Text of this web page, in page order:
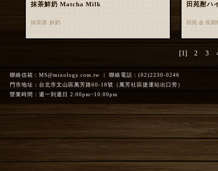
抹茶鮮奶 Matcha Milk
抹茶酒 鮮奶
田苑酎ハ
田苑 金 長
[1] 2 3
聯絡信箱： MS@mixology.com.tw | 聯絡電話：(02)2230-0246
門市地址：台北市文山區萬芳路60-18號（萬芳社區捷運站出口旁）
營業時間：週一到週日 2:00pm~10:00pm